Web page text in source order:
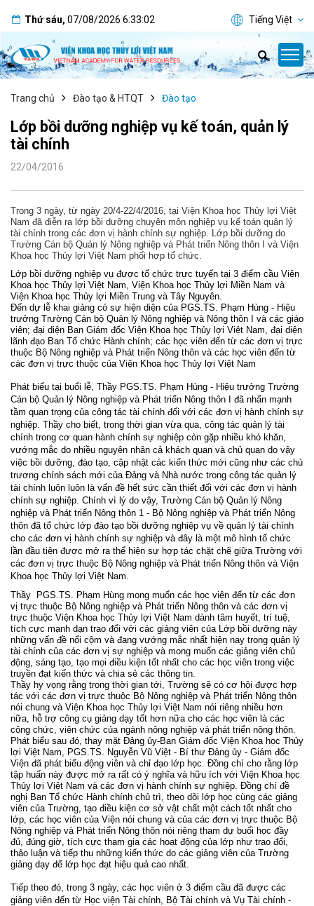
Thứ sáu, 07/08/2026 6:33:03 Tiếng Việt
Trang chủ Đào tạo & HTQT Đào tạo
Lớp bồi dưỡng nghiệp vụ kế toán, quản lý
tài chính
22/04/2016
Trong 3 ngày, từ ngày 20/4-22/4/2016, tại Viện Khoa học Thủy lợi Việt
Nam đã diễn ra lớp bồi dưỡng chuyên môn nghiệp vụ kế toán quản lý
tài chính trong các đơn vị hành chính sự nghiệp. Lớp bồi dưỡng do
Trường Cán bộ Quản lý Nông nghiệp và Phát triển Nông thôn I và Viện
Khoa học Thủy lợi Việt Nam phối hợp tổ chức.
Lớp bồi dưỡng nghiệp vụ được tổ chức trực tuyến tại 3 điểm cầu Viện
Khoa học Thủy lợi Việt Nam, Viện Khoa học Thủy lợi Miền Nam và
Viện Khoa học Thủy lợi Miền Trung và Tây Nguyên.
Đến dự lễ khai giảng có sự hiện diện của PGS.TS. Phạm Hùng - Hiệu
trưởng Trường Cán bộ Quản lý Nông nghiệp và Nông thôn I và các giáo
viên; đại diện Ban Giám đốc Viện Khoa học Thủy lợi Việt Nam, đại diện
lãnh đạo Ban Tổ chức Hành chính; các học viên đến từ các đơn vị trực
thuộc Bộ Nông nghiệp và Phát triển Nông thôn và các học viên đến từ
các đơn vị trực thuộc của Viện Khoa học Thủy lợi Việt Nam
Phát biểu tại buổi lễ, Thầy PGS.TS. Phạm Hùng - Hiệu trưởng Trường
Cán bộ Quản lý Nông nghiệp và Phát triển Nông thôn I đã nhấn mạnh
tầm quan trọng của công tác tài chính đối với các đơn vị hành chính sự
nghiệp. Thầy cho biết, trong thời gian vừa qua, công tác quản lý tài
chính trong cơ quan hành chính sự nghiệp còn gặp nhiều khó khăn,
vướng mắc do nhiều nguyên nhân cả khách quan và chủ quan do vậy
việc bồi dưỡng, đào tạo, cập nhật các kiến thức mới cũng như các chủ
trương chính sách mới của Đảng và Nhà nước trong công tác quản lý
tài chính luôn luôn là vấn đề hết sức cần thiết đối với các đơn vị hành
chính sự nghiệp. Chính vì lý do vậy, Trường Cán bộ Quản lý Nông
nghiệp và Phát triển Nông thôn 1 - Bộ Nông nghiệp và Phát triển Nông
thôn đã tổ chức lớp đào tạo bồi dưỡng nghiệp vụ về quản lý tài chính
cho các đơn vị hành chính sự nghiệp và đây là một mô hình tổ chức
lần đầu tiên được mở ra thể hiện sự hợp tác chặt chẽ giữa Trường với
các đơn vị trực thuộc Bộ Nông nghiệp và Phát triển Nông thôn và Viện
Khoa học Thủy lợi Việt Nam.
Thầy
PGS.TS. Phạm Hùng mong muốn các học viên đến từ các đơn
vị trực thuộc Bộ Nông nghiệp và Phát triển Nông thôn và các đơn vị
trực thuộc Viện Khoa học Thủy lợi Việt Nam dành tâm huyết, trí tuệ,
tích cực mạnh dạn trao đổi với các giảng viên của Lớp bồi dưỡng này
những vấn đề nổi cộm và đang vướng mắc nhất hiện nay trong quản lý
tài chính của các đơn vị sự nghiệp và mong muốn các giảng viên chủ
động, sáng tạo, tạo mọi điều kiện tốt nhất cho các học viên trong việc
truyền đạt kiến thức và chia sẻ các thông tin.
Thầy hy vọng rằng trong thời gian tới, Trường sẽ có cơ hội được hợp
tác với các đơn vị trực thuộc Bộ Nông nghiệp và Phát triển Nông thôn
nói chung và Viện Khoa học Thủy lợi Việt Nam nói riêng nhiều hơn
nữa, hỗ trợ công cụ giảng dạy tốt hơn nữa cho các học viên là các
công chức, viên chức của ngành nông nghiệp và phát triển nông thôn.
Phát biểu sau đó, thay mặt Đảng ủy-Ban Giám đốc Viện Khoa học Thủy
lợi Việt Nam, PGS.TS. Nguyễn Vũ Việt - Bí thư Đảng ủy - Giám đốc
Viện đã phát biểu động viên và chỉ đạo lớp học. Đồng chí cho rằng lớp
tập huấn này được mở ra rất có ý nghĩa và hữu ích với Viện Khoa học
Thủy lợi Việt Nam và các đơn vị hành chính sự nghiệp. Đồng chí đề
nghị Ban Tổ chức Hành chính chủ trì, theo dõi lớp học cùng các giảng
viên của Trường, tạo điều kiện cơ sở vật chất một cách tốt nhất cho
lớp, các học viên của Viện nói chung và của các đơn vị trực thuộc Bộ
Nông nghiệp và Phát triển Nông thôn nói riêng tham dự buổi học đầy
đủ, đúng giờ, tích cực tham gia các hoạt động của lớp như trao đổi,
thảo luận và tiếp thu những kiến thức do các giảng viên của Trường
giảng dạy để lớp học đạt hiệu quả cao nhất.
Tiếp theo đó, trong 3 ngày, các học viên ở 3 điểm cầu đã được các
giảng viên đến từ Học viện Tài chính, Bộ Tài chính và Vụ Tài chính -